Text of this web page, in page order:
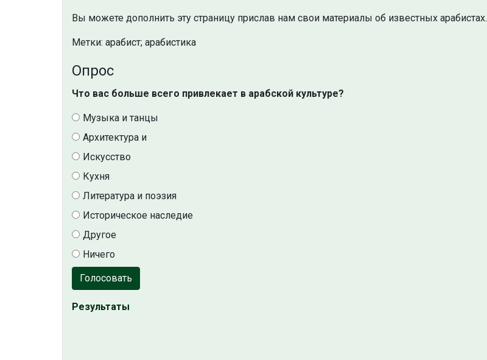
Вы можете дополнить эту страницу прислав нам свои материалы об известных арабистах.
Метки: арабист; арабистика
Опрос
Что вас больше всего привлекает в арабской культуре?
Музыка и танцы
Архитектура и
Искусство
Кухня
Литература и поэзия
Историческое наследие
Другое
Ничего
Голосовать
Результаты